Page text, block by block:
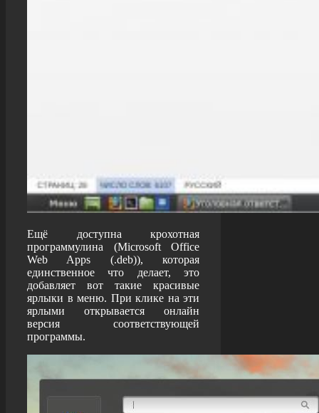
Ещё доступна крохотная
программулина (Microsoft Office
Web Apps (.deb)), которая
единственное что делает, это
добавляет вот такие красивые
ярлыки в меню. При клике на эти
ярлыми открывается онлайн
версия соответствующей
программы.